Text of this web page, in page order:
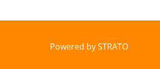
Powered by STRATO